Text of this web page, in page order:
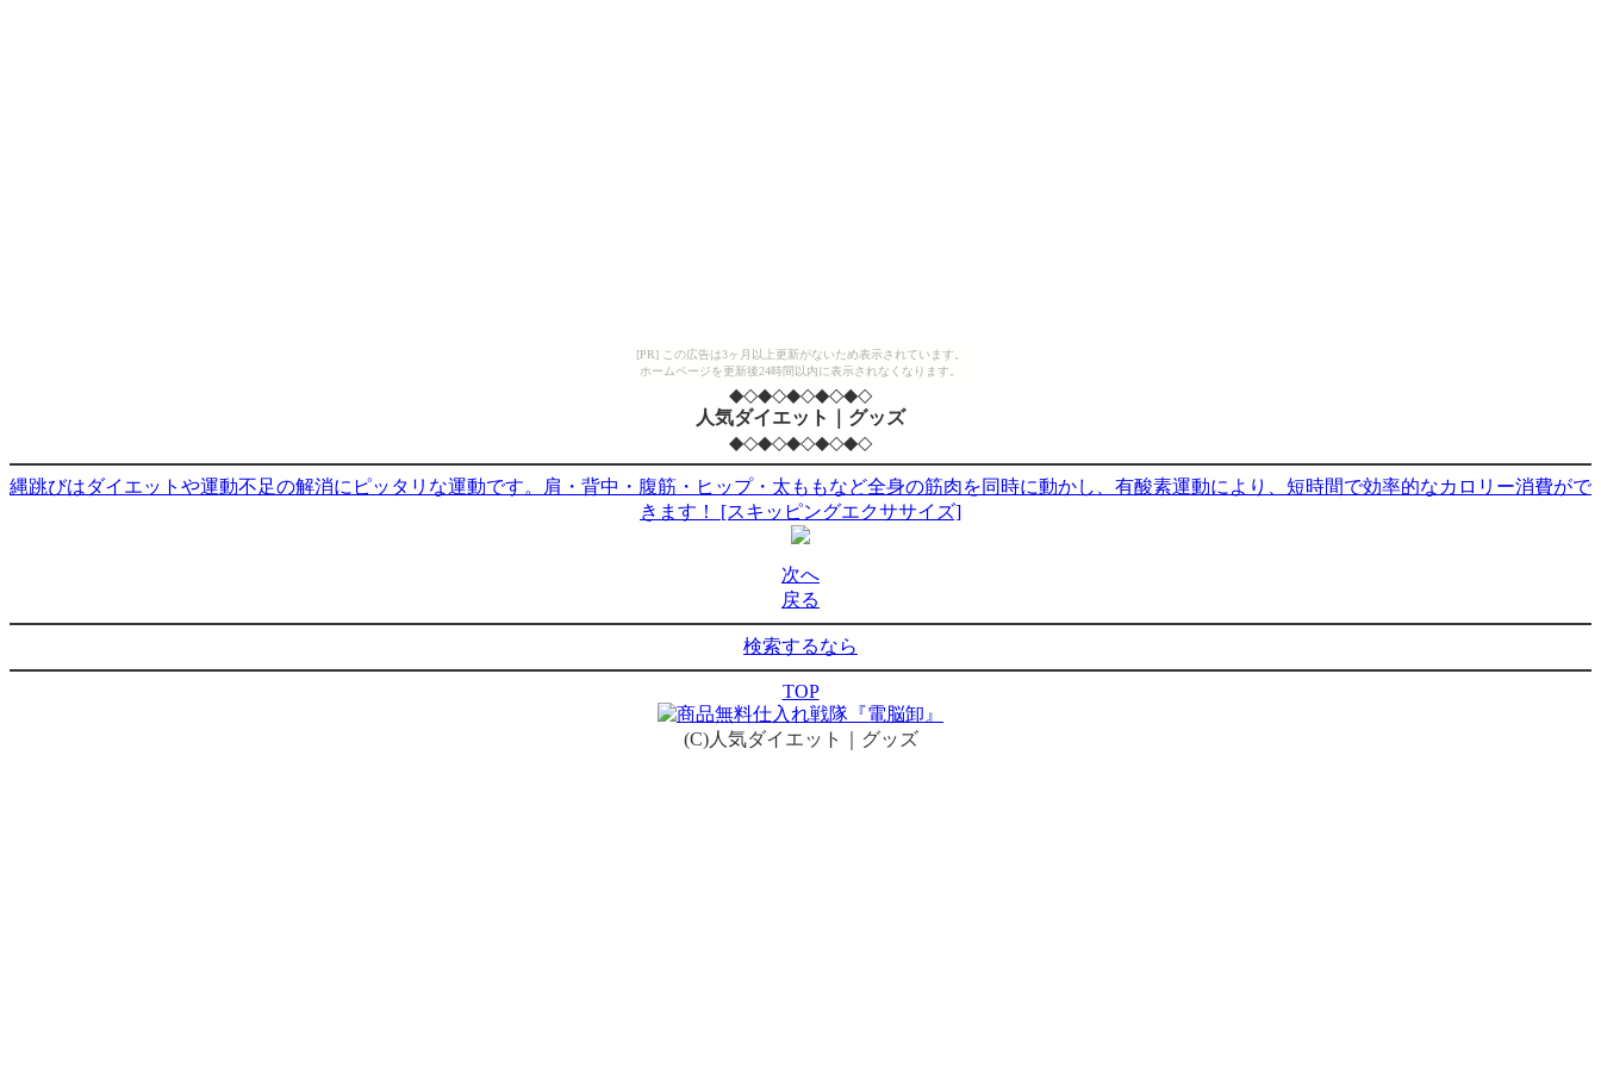
[PR] この広告は3ヶ月以上更新がないため表示されています。
ホームページを更新後24時間以内に表示されなくなります。
◆◇◆◇◆◇◆◇◆◇
人気ダイエット｜グッズ
◆◇◆◇◆◇◆◇◆◇
縄跳びはダイエットや運動不足の解消にピッタリな運動です。肩・背中・腹筋・ヒップ・太ももなど全身の筋肉を同時に動かし、有酸素運動により、短時間で効率的なカロリー消費がで
きます！ [スキッピングエクササイズ]
次へ
戻る
検索するなら
TOP
(C)人気ダイエット｜グッズ